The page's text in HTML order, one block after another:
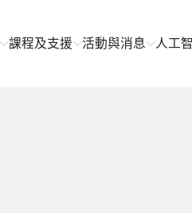
課程及支援 活動與消息 人工